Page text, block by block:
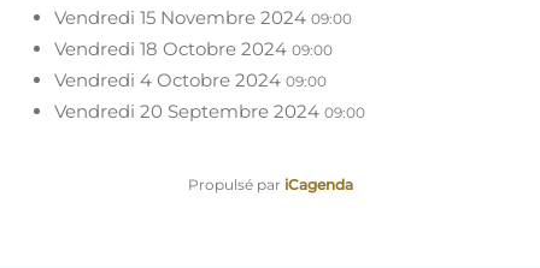
Vendredi 15 Novembre 2024 09:00
Vendredi 18 Octobre 2024 09:00
Vendredi 4 Octobre 2024 09:00
Vendredi 20 Septembre 2024 09:00
Propulsé par iCagenda